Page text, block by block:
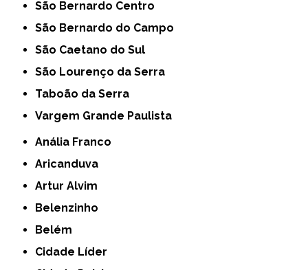
São Bernardo Centro
São Bernardo do Campo
São Caetano do Sul
São Lourenço da Serra
Taboão da Serra
Vargem Grande Paulista
Anália Franco
Aricanduva
Artur Alvim
Belenzinho
Belém
Cidade Líder